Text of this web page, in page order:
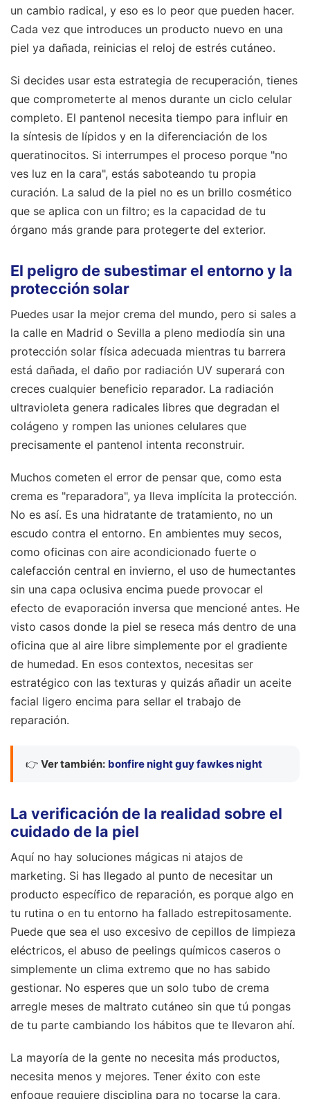
un cambio radical, y eso es lo peor que pueden hacer.
Cada vez que introduces un producto nuevo en una
piel ya dañada, reinicias el reloj de estrés cutáneo.
Si decides usar esta estrategia de recuperación, tienes
que comprometerte al menos durante un ciclo celular
completo. El pantenol necesita tiempo para influir en
la síntesis de lípidos y en la diferenciación de los
queratinocitos. Si interrumpes el proceso porque "no
ves luz en la cara", estás saboteando tu propia
curación. La salud de la piel no es un brillo cosmético
que se aplica con un filtro; es la capacidad de tu
órgano más grande para protegerte del exterior.
El peligro de subestimar el entorno y la
protección solar
Puedes usar la mejor crema del mundo, pero si sales a
la calle en Madrid o Sevilla a pleno mediodía sin una
protección solar física adecuada mientras tu barrera
está dañada, el daño por radiación UV superará con
creces cualquier beneficio reparador. La radiación
ultravioleta genera radicales libres que degradan el
colágeno y rompen las uniones celulares que
precisamente el pantenol intenta reconstruir.
Muchos cometen el error de pensar que, como esta
crema es "reparadora", ya lleva implícita la protección.
No es así. Es una hidratante de tratamiento, no un
escudo contra el entorno. En ambientes muy secos,
como oficinas con aire acondicionado fuerte o
calefacción central en invierno, el uso de humectantes
sin una capa oclusiva encima puede provocar el
efecto de evaporación inversa que mencioné antes. He
visto casos donde la piel se reseca más dentro de una
oficina que al aire libre simplemente por el gradiente
de humedad. En esos contextos, necesitas ser
estratégico con las texturas y quizás añadir un aceite
facial ligero encima para sellar el trabajo de
reparación.
👉 Ver también: bonfire night guy fawkes night
La verificación de la realidad sobre el
cuidado de la piel
Aquí no hay soluciones mágicas ni atajos de
marketing. Si has llegado al punto de necesitar un
producto específico de reparación, es porque algo en
tu rutina o en tu entorno ha fallado estrepitosamente.
Puede que sea el uso excesivo de cepillos de limpieza
eléctricos, el abuso de peelings químicos caseros o
simplemente un clima extremo que no has sabido
gestionar. No esperes que un solo tubo de crema
arregle meses de maltrato cutáneo sin que tú pongas
de tu parte cambiando los hábitos que te llevaron ahí.
La mayoría de la gente no necesita más productos,
necesita menos y mejores. Tener éxito con este
enfoque requiere disciplina para no tocarse la cara,